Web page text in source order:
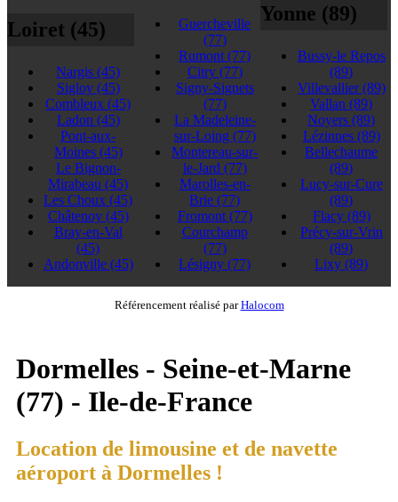
Loiret (45)
Nargis(45)
Sigloy (45)
Combleux(45)
Ladon (45)
Pont-aux-
Moines (45)
Le Bignon-
Mirabeau(45)
Les Choux(45)
Châtenoy (45)
Bray-en-Val
(45)
Andonville (45)
Guercheville
(77)
Rumont(77)
Citry (77)
Signy-Signets
(77)
La Madeleine-
sur-Loing (77)
Montereau-sur-
le-Jard (77)
Marolles-en-
Brie(77)
Fromont (77)
Courchamp
(77)
Lésigny(77)
Yonne (89)
Bussy-le Repos
(89)
Villevallier(89)
Vallan(89)
Noyers(89)
Lézinnes (89)
Bellechaume
(89)
Lucy-sur-Cure
(89)
Flacy (89)
Précy-sur-Vrin
(89)
Lixy(89)
Référencement réalisé parHalocom
Dormelles - Seine-et-Marne
(77) - Ile-de-France
Location de limousine et de navette
aéroport à Dormelles !